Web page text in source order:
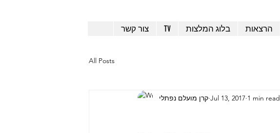
צור קשר TV בלוג המלצות הרצאות
All Posts
קרן מועלם נפתלי Jul 13, 2017 1 min read